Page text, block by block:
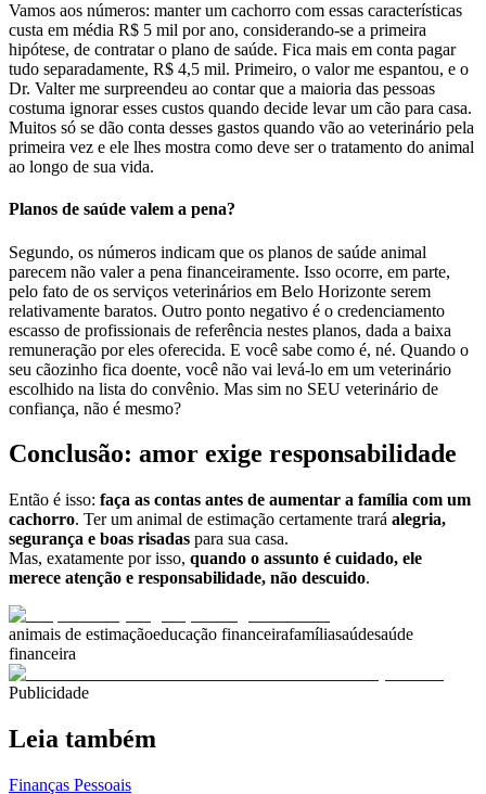
Vamos aos números: manter um cachorro com essas características
custa em média R$ 5 mil por ano, considerando-se a primeira
hipótese, de contratar o plano de saúde. Fica mais em conta pagar
tudo separadamente, R$ 4,5 mil. Primeiro, o valor me espantou, e o
Dr. Valter me surpreendeu ao contar que a maioria das pessoas
costuma ignorar esses custos quando decide levar um cão para casa.
Muitos só se dão conta desses gastos quando vão ao veterinário pela
primeira vez e ele lhes mostra como deve ser o tratamento do animal
ao longo de sua vida.
Planos de saúde valem a pena?
Segundo, os números indicam que os planos de saúde animal
parecem não valer a pena financeiramente. Isso ocorre, em parte,
pelo fato de os serviços veterinários em Belo Horizonte serem
relativamente baratos. Outro ponto negativo é o credenciamento
escasso de profissionais de referência nestes planos, dada a baixa
remuneração por eles oferecida. E você sabe como é, né. Quando o
seu cãozinho fica doente, você não vai levá-lo em um veterinário
escolhido na lista do convênio. Mas sim no SEU veterinário de
confiança, não é mesmo?
Conclusão: amor exige responsabilidade
Então é isso: faça as contas antes de aumentar a família com um
cachorro. Ter um animal de estimação certamente trará alegria,
segurança e boas risadas para sua casa.
Mas, exatamente por isso, quando o assunto é cuidado, ele
merece atenção e responsabilidade, não descuido.
animais de estimaçãoeducação financeirafamíliasaúdesaúde
financeira
Publicidade
Leia também
Finanças Pessoais